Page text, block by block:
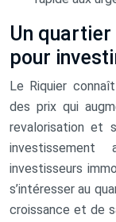
Un
pour
Le Riquier
des prix qui
revalorisation et
investisseurs
s’intéresser au
croissance et de